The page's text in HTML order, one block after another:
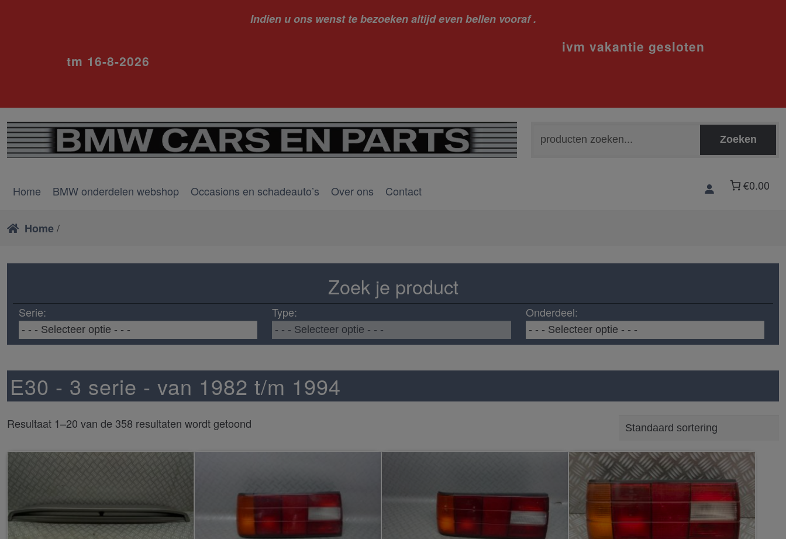
Indien u ons wenst te bezoeken altijd even bellen vooraf .
ivm vakantie gesloten
tm 16-8-2026
naar:
Zoeken
Home BMW onderdelen webshop Occasions en schadeauto’s Over ons Contact €0.00
Home/
Zoek je product
Serie: Type: Onderdeel:
E30 - 3 serie - van 1982 t/m 1994
Resultaat 1–20 van de 358 resultaten wordt getoond